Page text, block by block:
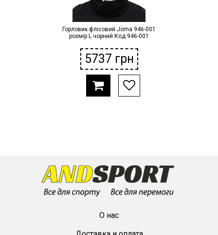
Горловик флісовий Joma 946-001
розмір L чорний Код 946-001
5737 грн
О нас